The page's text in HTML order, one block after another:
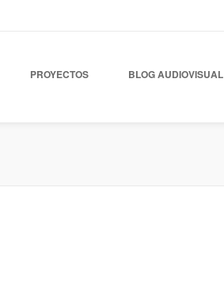
PROYECTOS BLOG AUDIOVISUAL